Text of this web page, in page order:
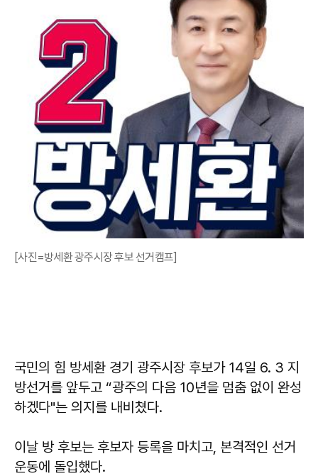
[사진=방세환 광주시장 후보 선거캠프]
국민의 힘 방세환 경기 광주시장 후보가 14일 6. 3 지
방선거를 앞두고 “광주의 다음 10년을 멈춤 없이 완성
하겠다"는 의지를 내비쳤다.
이날 방 후보는 후보자 등록을 마치고, 본격적인 선거
운동에 돌입했다.